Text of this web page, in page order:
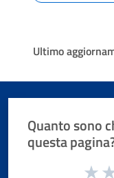
Ultimo
Quanto sono
questa
Valuta da 1 a 5